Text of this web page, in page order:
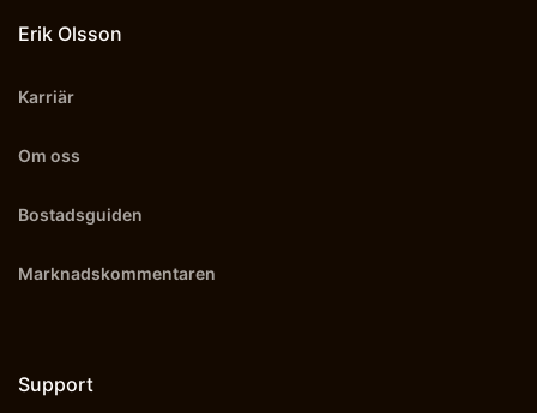
Erik Olsson
Karriär
Om oss
Bostadsguiden
Marknadskommentaren
Support